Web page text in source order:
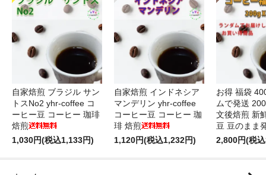
自家焙煎 ブラジル サン
トスNo2 yhr-coffee コ
ーヒー豆 コーヒー 珈琲
焙煎
1,030円(税込1,133円)
自家焙煎 インドネシア
マンデリン yhr-coffee
コーヒー豆 コーヒー 珈
琲 焙煎
1,120円(税込1,232円)
お得 福袋
ムで発送
文後焙煎 新
豆 豆のまま
2,800円(税